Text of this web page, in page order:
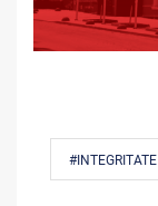
#INTEGRITATE